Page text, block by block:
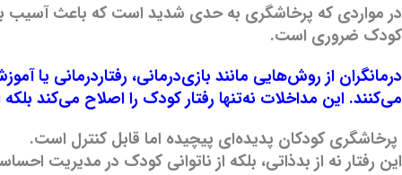
در مواردی که پرخاشگری به حدی شدید است که باعث آسیب
کودک ضروری است.
درمانگران از روش‌هایی مانند بازی‌درمانی، رفتاردرمانی یا
می‌کنند. این مداخلات نه‌تنها رفتار کودک را اصلاح می‌کند
پرخاشگری کودکان پدیده‌ای پیچیده اما قابل کنترل است.
این رفتار نه از بدذاتی، بلکه از ناتوانی کودک در مدیریت